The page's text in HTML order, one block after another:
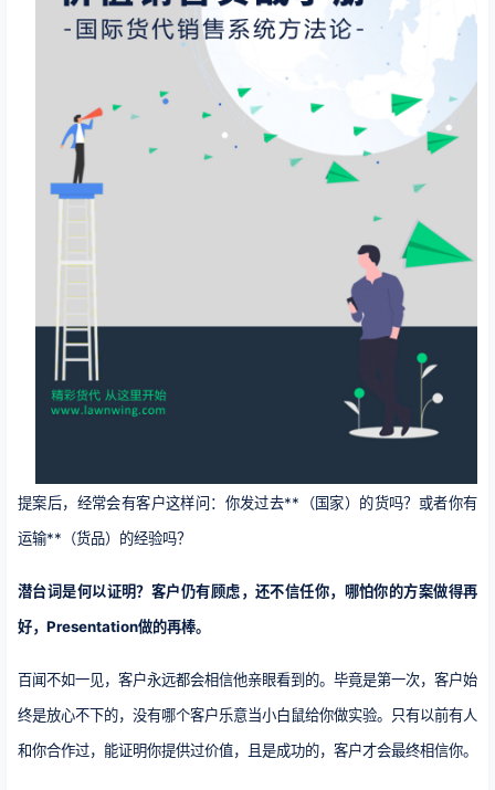
提案后，经常会有客户这样问： 你发过去**（国家）的货吗？或者你有
运输**（货品）的经验吗？
潜台词是何以证明？客户仍有顾虑，还不信任你，哪怕你的方案做得再
好，Presentation做的再棒。
百闻不如一见，客户永远都会相信他亲眼看到的。毕竟是第一次，客户始
终是放心不下的，没有哪个客户乐意当小白鼠给你做实验。只有以前有人
和你合作过，能证明你提供过价值，且是成功的，客户才会最终相信你。